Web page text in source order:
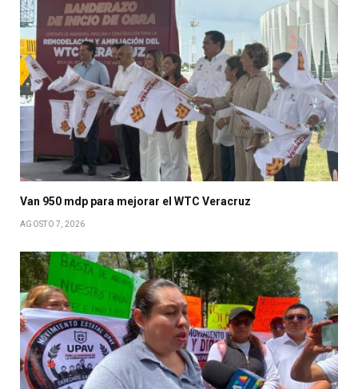
Van 950 mdp para mejorar el WTC Veracruz
AGOSTO 7, 2026